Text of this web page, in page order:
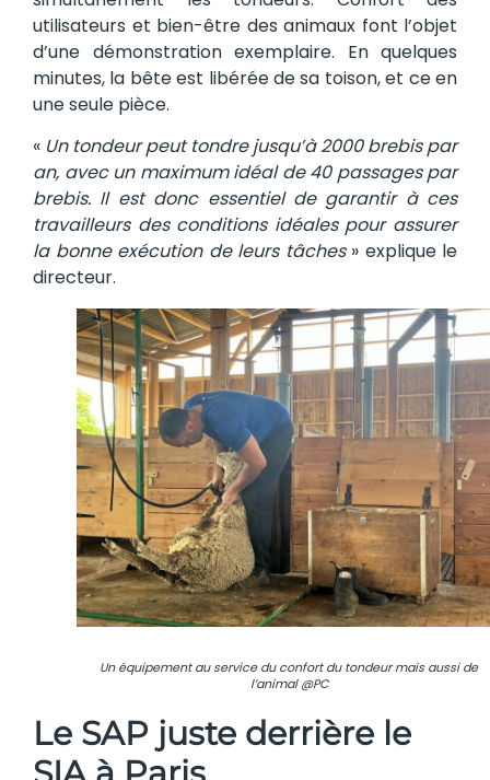
utilisateurs et bien-être des animaux font l’objet
d’une démonstration exemplaire. En quelques
minutes, la bête est libérée de sa toison, et ce en
une seule pièce.
« Un tondeur peut tondre jusqu’à 2000 brebis par
an, avec un maximum idéal de 40 passages par
brebis. Il est donc essentiel de garantir à ces
travailleurs des conditions idéales pour assurer
la bonne exécution de leurs tâches» explique le
directeur.
Un équipement au service du confort du tondeur mais aussi de
l’animal @PC
Le SAP juste derrière le